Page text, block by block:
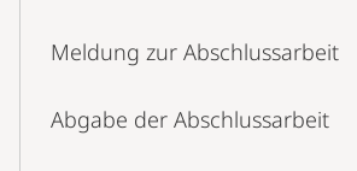
Meldung zur Abschlussarbeit
Abgabe der Abschlussarbeit